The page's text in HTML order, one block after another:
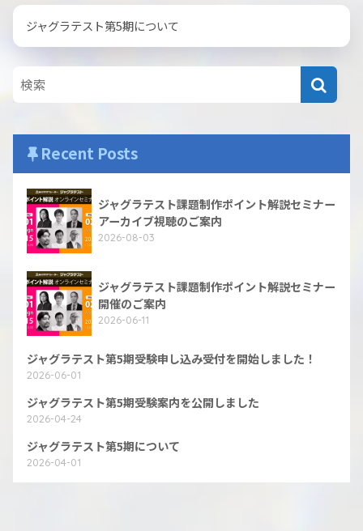
ジャグラテスト第5期について
Recent Posts
ジャグラテスト課題制作ポイント解説セミナー
アーカイブ視聴のご案内
2026-08-03
ジャグラテスト課題制作ポイント解説セミナー
開催のご案内
2026-06-11
ジャグラテスト第5期受験申し込み受付を開始しました！
2026-06-01
ジャグラテスト第5期受験案内を公開しました
2026-04-24
ジャグラテスト第5期について
2026-04-01